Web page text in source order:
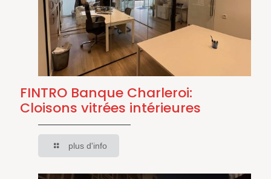
FINTRO Banque Charleroi:
Cloisons vitrées intérieures
plus d'info